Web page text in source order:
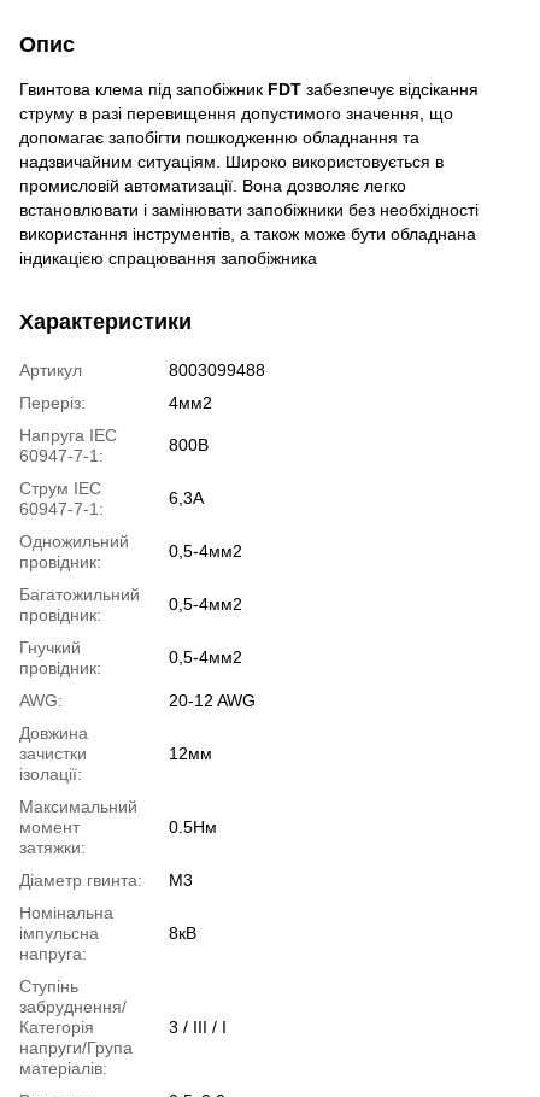
Опис
Гвинтова клема під запобіжник FDT забезпечує відсікання
струму в разі перевищення допустимого значення, що
допомагає запобігти пошкодженню обладнання та
надзвичайним ситуаціям. Широко використовується в
промисловій автоматизації. Вона дозволяє легко
встановлювати і замінювати запобіжники без необхідності
використання інструментів, а також може бути обладнана
індикацією спрацювання запобіжника
Характеристики
Артикул
8003099488
Переріз:
4мм2
Напруга IEC
60947-7-1:
800В
Струм IEC
60947-7-1:
6,3A
Одножильний
провідник:
0,5-4мм2
Багатожильний
провідник:
0,5-4мм2
Гнучкий
провідник:
0,5-4мм2
AWG:
20-12 AWG
Довжина
зачистки
ізолації:
12мм
Максимальний
момент
затяжки:
0.5Нм
Діаметр гвинта:
M3
Номінальна
імпульсна
напруга:
8кВ
Ступінь
забруднення/
Категорія
напруги/Група
матеріалів:
3 / III / I